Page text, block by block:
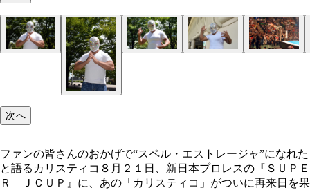
ファンの皆さんのおかげで“スペル・エストレージ
なれたと語るカリスティコ
ファンタスティカマニアでもお馴染みのティタン
合った同時空中殺法を見せた！
次へ
ファンの皆さんのおかげで“スペル・エストレージャ”になれた
と語るカリスティコ８月２１日、新日本プロレスの『ＳＵＰＥ
Ｒ ＪＣＵＰ』に、あの「カリスティコ」がついに再来日を果